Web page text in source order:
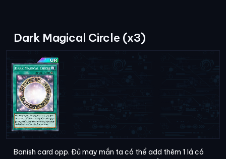
Dark Magical Circle (x3)
Banish card opp. Đủ may mắn ta có thể add thêm 1 lá có